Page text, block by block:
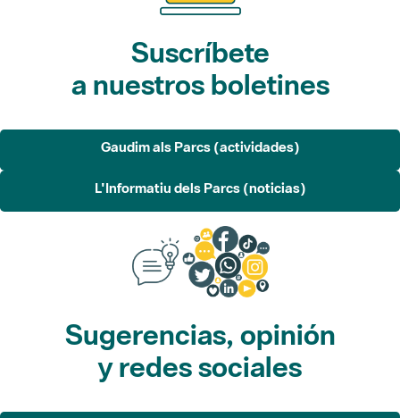
Suscríbete
a nuestros boletines
Gaudim als Parcs (actividades)
L'Informatiu dels Parcs (noticias)
Sugerencias, opinión
y redes sociales